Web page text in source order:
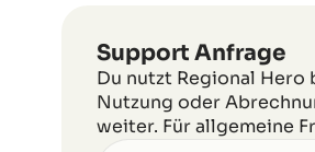
Support Anfrage
Du nutzt Regional Hero
Nutzung oder
weiter. Für allgemeine